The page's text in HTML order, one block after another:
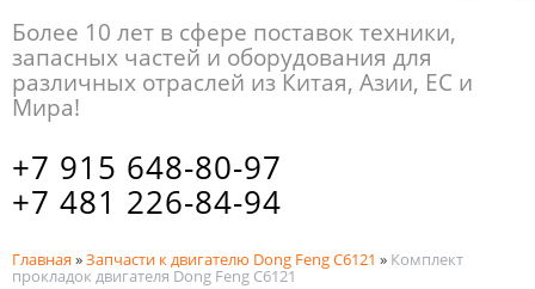
Более 10 лет в сфере поставок техники,
запасных частей и оборудования для
различных отраслей из Китая, Азии, ЕС и
Мира!
+7 915 648-80-97
+7 481 226-84-94
Главная »Запчасти к двигателю Dong Feng C6121 » Комплект
прокладок двигателя Dong Feng C6121